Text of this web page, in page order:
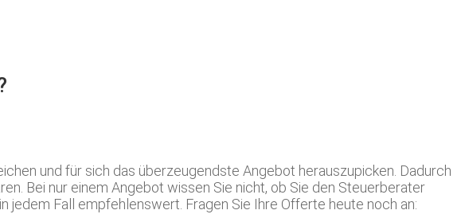
und für sich das überzeugendste Angebot herauszupicken. Dadurch
Bei nur einem Angebot wissen Sie nicht, ob Sie den Steuerberater
Fall empfehlenswert. Fragen Sie Ihre Offerte heute noch an: